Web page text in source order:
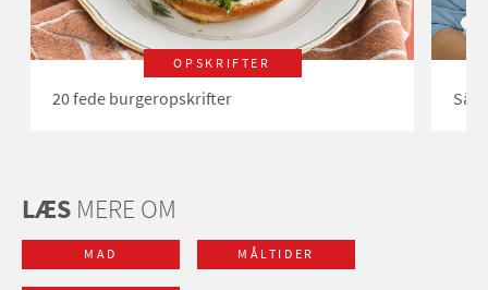
OPSKRIFTER
20 fede burgeropskrifter
LÆS MERE OM
MAD MÅLTIDER